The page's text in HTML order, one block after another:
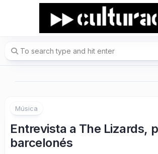
Música
Entrevista a The Lizards,
barcelonés